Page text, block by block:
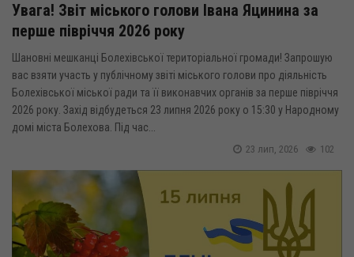
Увага! Звіт міського голови Івана Яцинина за
перше півріччя 2026 року
Шановні мешканці Болехівської територіальної громади! Запрошую
вас взяти участь у публічному звіті міського голови про діяльність
Болехівської міської ради та її виконавчих органів за перше півріччя
2026 року. Захід відбудеться 23 липня 2026 року о 15:30 у Народному
домі міста Болехова. Під час...
102
23 лип, 2026